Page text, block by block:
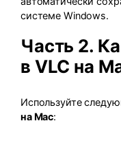
системе Windows.
Часть 2.
в VLC на
Используйте
на Mac: